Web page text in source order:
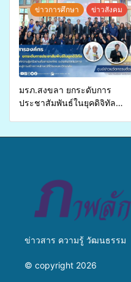
สุขภาพแก่ประชาชนในพื้นที่
อำเภอจะนะ
ข่าวการศึกษา ข่าวสังคม
มรภ.สงขลา ยกระดับการ
ประชาสัมพันธ์ในยุคดิจิทัล
ข่าวสาร ความรู้ วัฒนธรรม
© copyright 2026